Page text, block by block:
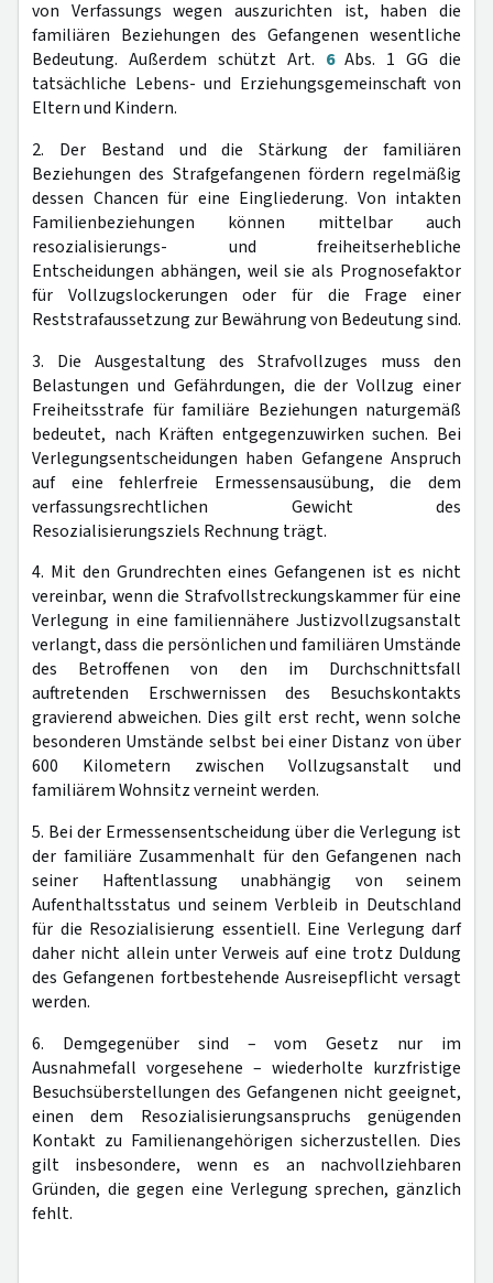
von Verfassungs wegen auszurichten ist, haben die
familiären Beziehungen des Gefangenen wesentliche
Bedeutung. Außerdem schützt Art. 6Abs. 1 GG die
tatsächliche Lebens- und Erziehungsgemeinschaft von
Eltern und Kindern.
2. Der Bestand und die Stärkung der familiären
Beziehungen des Strafgefangenen fördern regelmäßig
dessen Chancen für eine Eingliederung. Von intakten
Familienbeziehungen können mittelbar auch
resozialisierungs- und freiheitserhebliche
Entscheidungen abhängen, weil sie als Prognosefaktor
für Vollzugslockerungen oder für die Frage einer
Reststrafaussetzung zur Bewährung von Bedeutung sind.
3. Die Ausgestaltung des Strafvollzuges muss den
Belastungen und Gefährdungen, die der Vollzug einer
Freiheitsstrafe für familiäre Beziehungen naturgemäß
bedeutet, nach Kräften entgegenzuwirken suchen. Bei
Verlegungsentscheidungen haben Gefangene Anspruch
auf eine fehlerfreie Ermessensausübung, die dem
verfassungsrechtlichen Gewicht des
Resozialisierungsziels Rechnung trägt.
4. Mit den Grundrechten eines Gefangenen ist es nicht
vereinbar, wenn die Strafvollstreckungskammer für eine
Verlegung in eine familiennähere Justizvollzugsanstalt
verlangt, dass die persönlichen und familiären Umstände
des Betroffenen von den im Durchschnittsfall
auftretenden Erschwernissen des Besuchskontakts
gravierend abweichen. Dies gilt erst recht, wenn solche
besonderen Umstände selbst bei einer Distanz von über
600 Kilometern zwischen Vollzugsanstalt und
familiärem Wohnsitz verneint werden.
5. Bei der Ermessensentscheidung über die Verlegung ist
der familiäre Zusammenhalt für den Gefangenen nach
seiner Haftentlassung unabhängig von seinem
Aufenthaltsstatus und seinem Verbleib in Deutschland
für die Resozialisierung essentiell. Eine Verlegung darf
daher nicht allein unter Verweis auf eine trotz Duldung
des Gefangenen fortbestehende Ausreisepflicht versagt
werden.
6. Demgegenüber sind – vom Gesetz nur im
Ausnahmefall vorgesehene – wiederholte kurzfristige
Besuchsüberstellungen des Gefangenen nicht geeignet,
einen dem Resozialisierungsanspruchs genügenden
Kontakt zu Familienangehörigen sicherzustellen. Dies
gilt insbesondere, wenn es an nachvollziehbaren
Gründen, die gegen eine Verlegung sprechen, gänzlich
fehlt.